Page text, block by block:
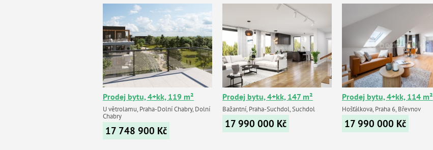
Prodej bytu, 4+kk, 119 m²
U větrolamu, Praha-Dolní Chabry, Dolní
Chabry
17 748 900 Kč
Prodej bytu, 4+kk, 147 m²
Bažantní, Praha-Suchdol, Suchdol
17 990 000 Kč
Prodej bytu, 4+kk, 114 m²
Hošťálkova, Praha 6, Břevnov
17 990 000 Kč